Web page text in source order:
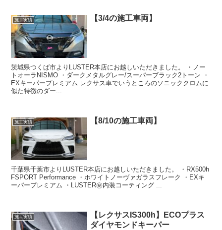
施工実績 【3/4の施工車両】
茨城県つくば市よりLUSTER本店にお越しいただきました。 ・ノー
トオーラNISMO ・ダークメタルグレー/スーパーブラック2トーン ・
EXキーパープレミアム レクサス車でいうところのソニッククロムに
似た特徴のダー...
施工実績 【8/10の施工車両】
千葉県千葉市よりLUSTER本店にお越しいただきました。 ・RX500h
FSPORT Performance ・ホワイトノーヴァガラスフレーク ・EXキ
ーパープレミアム ・LUSTER㊙️内装コーティング ...
施工実績
【レクサスIS300h】ECOプラス
ダイヤモンドキーパー